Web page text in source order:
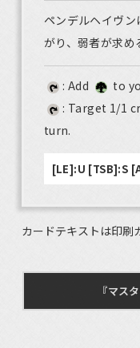
ペンデルヘイヴ
がり、弱者が求め
: Add
to
: Target 1/1
turn.
[LE]:U [TSB]:S
カードテキストは印刷
『マス